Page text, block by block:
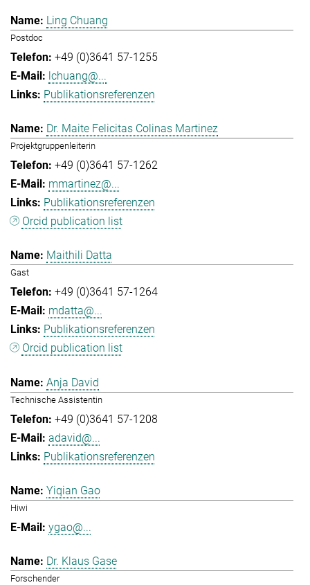
Ling Chuang
Postdoc
+49 (0)3641 57-1255
lchuang@...
Publikationsreferenzen
Dr. Maite Felicitas Colinas Martinez
Projektgruppenleiterin
+49 (0)3641 57-1262
mmartinez@...
Publikationsreferenzen
Orcid publication list
Maithili Datta
Gast
+49 (0)3641 57-1264
mdatta@...
Publikationsreferenzen
Orcid publication list
Anja David
Technische Assistentin
+49 (0)3641 57-1208
adavid@...
Publikationsreferenzen
Yiqian Gao
Hiwi
ygao@...
Dr. Klaus Gase
Forschender